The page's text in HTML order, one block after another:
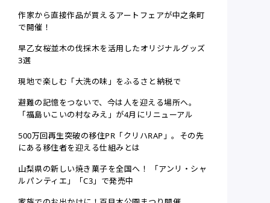
作家から直接作品が買えるアートフェアが中之条町
で開催！
早乙女桜並木の伐採木を活用したオリジナルグッズ
3選
現地で楽しむ「大洗の味」をふるさと納税で
避難の記憶をつないで、今は人を迎える場所へ。
「福島いこいの村なみえ」が4月にリニューアル
500万回再生突破の移住PR「クリハRAP」。その先
にある移住者を迎える仕組みとは
山梨県の新しい焼き菓子を全国へ！ 「アンリ・シャ
ルパンティエ」「C3」で発売中